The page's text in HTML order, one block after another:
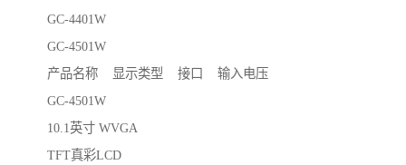
GC-4401W
GC-4501W
产品名称 显示类型 接口 输入电压
GC-4501W
10.1英寸 WVGA
TFT真彩LCD